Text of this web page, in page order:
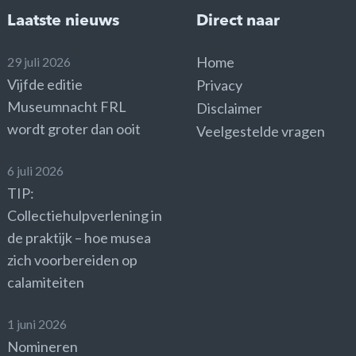
Laatste nieuws
29 juli 2026
Vijfde editie
Museumnacht FRL
wordt groter dan ooit
6 juli 2026
TIP:
Collectiehulpverlening in
de praktijk – hoe musea
zich voorbereiden op
calamiteiten
1 juni 2026
Nomineren
Direct naar
Home
Privacy
Disclaimer
Veelgestelde vragen